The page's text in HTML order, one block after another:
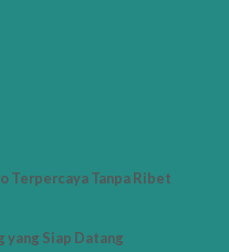
Terpercaya Tanpa Ribet
yang Siap Datang